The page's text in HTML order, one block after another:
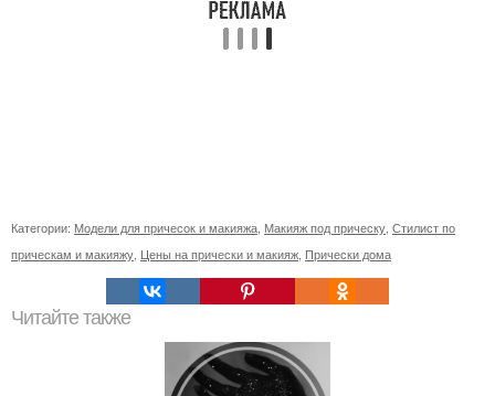
Категории: Модели для причесок и макияжа Макияж под прическу Стилист по
прическам и макияжу Цены на прически и макияж Прически дома
Читайте также